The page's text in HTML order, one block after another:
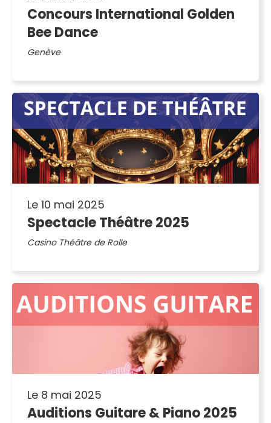
Concours International Golden
Bee Dance
Genève
Le 10 mai 2025
Spectacle Théâtre 2025
Casino Théâtre de Rolle
Le 8 mai 2025
Auditions Guitare & Piano 2025